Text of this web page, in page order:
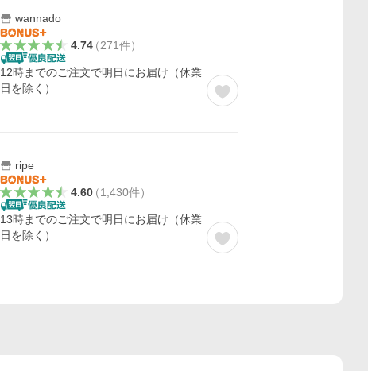
wannado
4.74（271件）
12時までのご注文で明日にお届け（休業
日を除く）
ripe
4.60（1,430件）
13時までのご注文で明日にお届け（休業
日を除く）